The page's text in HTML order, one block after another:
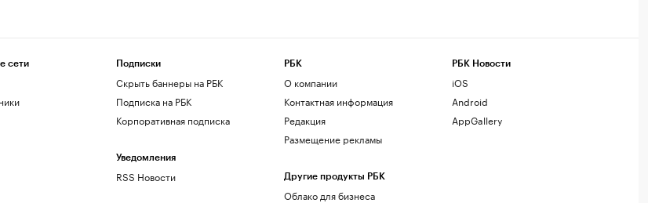
сети Подписки
Скрыть баннеры на РБК
Подписка на РБК
Корпоративная подписка
Уведомления
RSS Новости
РБК
О компании
Контактная информация
Редакция
Размещение рекламы
Другие продукты РБК
Облако для бизнеса
РБК Новости
iOS
Android
AppGallery